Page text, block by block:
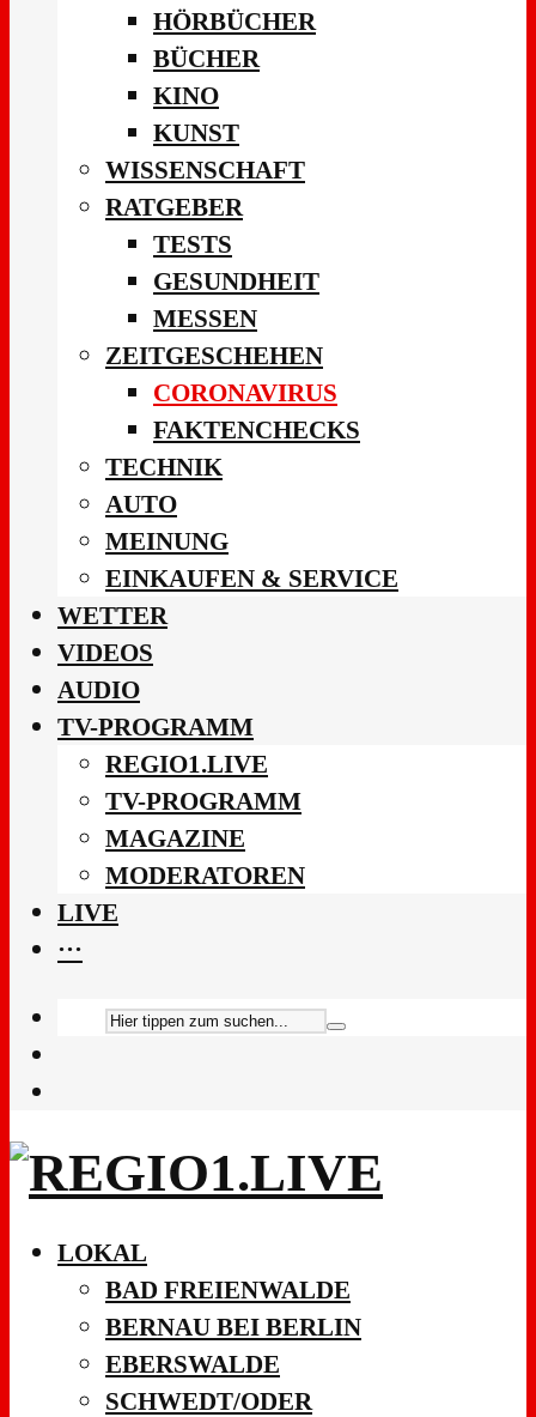
HÖRBÜCHER
BÜCHER
KINO
KUNST
WISSENSCHAFT
RATGEBER
TESTS
GESUNDHEIT
MESSEN
ZEITGESCHEHEN
CORONAVIRUS
FAKTENCHECKS
TECHNIK
AUTO
MEINUNG
EINKAUFEN & SERVICE
WETTER
VIDEOS
AUDIO
TV-PROGRAMM
REGIO1.LIVE
TV-PROGRAMM
MAGAZINE
MODERATOREN
LIVE
···
LOKAL
BAD FREIENWALDE
BERNAU BEI BERLIN
EBERSWALDE
SCHWEDT/ODER